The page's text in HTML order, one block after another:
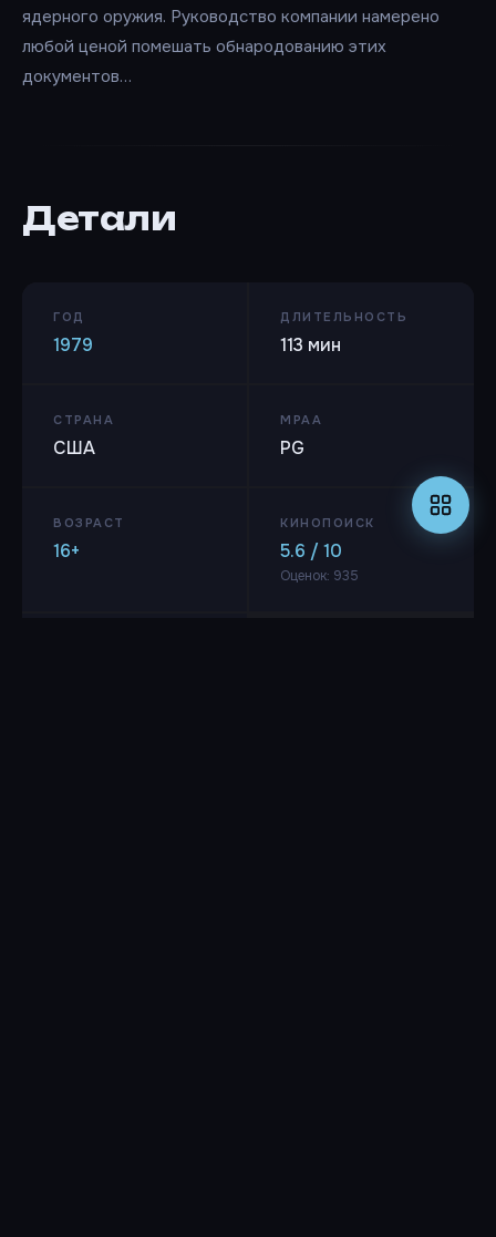
ядерного оружия. Руководство компании намерено
любой ценой помешать обнародованию этих
документов…
Детали
ГОД
1979
ДЛИТЕЛЬНОСТЬ
113 мин
СТРАНА
США
MPAA
PG
ВОЗРАСТ
16+
КИНОПОИСК
5.6 / 10
Оценок: 935